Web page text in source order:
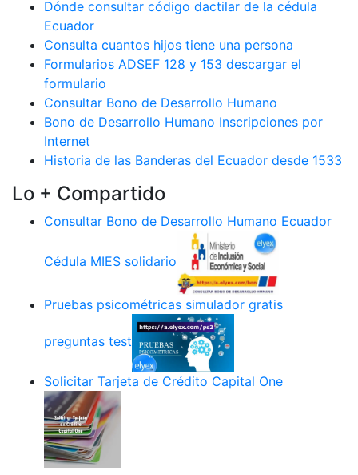
Dónde consultar código dactilar de la cédula
Ecuador
Consulta cuantos hijos tiene una persona
Formularios ADSEF 128 y 153 descargar el
formulario
Consultar Bono de Desarrollo Humano
Bono de Desarrollo Humano Inscripciones por
Internet
Historia de las Banderas del Ecuador desde 1533
Lo + Compartido
Consultar Bono de Desarrollo Humano Ecuador
Cédula MIES solidario
Pruebas psicométricas simulador gratis
preguntas test
Solicitar Tarjeta de Crédito Capital One